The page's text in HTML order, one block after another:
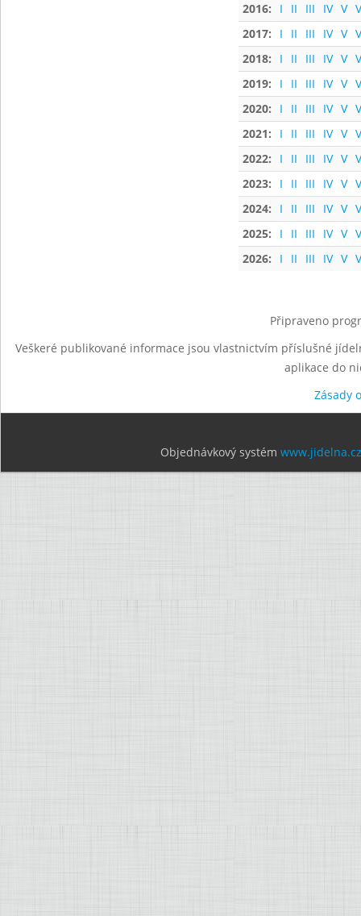
2016:
I II III IV V
2017:
I II III IV V
2018:
I II III IV V
2019:
I II III IV V
2020:
I II III IV V
2021:
I II III IV V
2022:
I II III IV V
2023:
I II III IV V
2024:
I II III IV V
2025:
I II III IV V
2026:
I II III IV V
Připraveno
Veškeré publikované informace jsou vlastnictvím příslušné
aplikace do
Zásady
Objednávkový systém www.jidelna.cz